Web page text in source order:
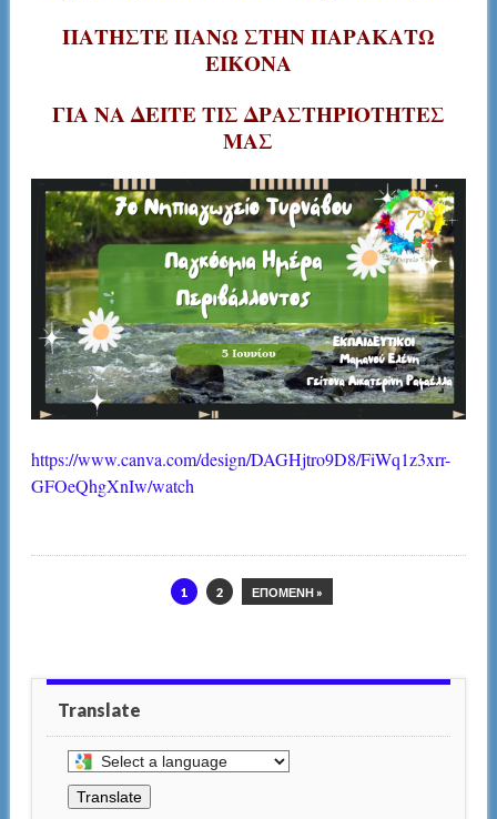
ΠΑΤΗΣΤΕ ΠΑΝΩ ΣΤΗΝ ΠΑΡΑΚΑΤΩ
ΕΙΚΟΝΑ
ΓΙΑ ΝΑ ΔΕΙΤΕ ΤΙΣ ΔΡΑΣΤΗΡΙΟΤΗΤΕΣ
ΜΑΣ
https://www.canva.com/design/DAGHjtro9D8/FiWq1z3xrr-
GFOeQhgXnIw/watch
1 2 ΕΠΌΜΕΝΗ »
Translate
Select
aTranslate